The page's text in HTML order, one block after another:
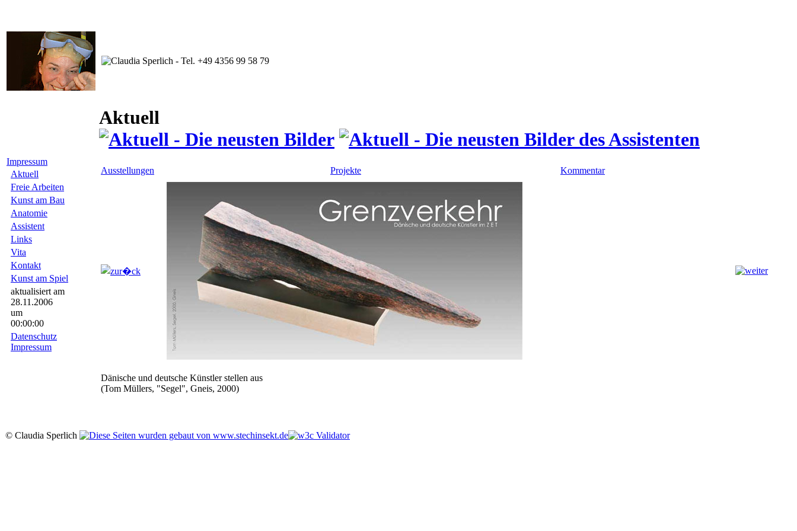
Impressum
Aktuell
Freie Arbeiten
Kunst am Bau
Anatomie
Assistent
Links
Vita
Kontakt
Kunst am Spiel
aktualisiert am
28.11.2006
um
00:00:00
Datenschutz
Impressum
Aktuell
Ausstellungen Projekte Kommentar
Dänische und deutsche Künstler stellen aus
(Tom Müllers, "Segel", Gneis, 2000)
© Claudia Sperlich